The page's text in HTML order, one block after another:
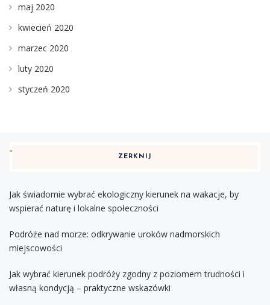
maj 2020
kwiecień 2020
marzec 2020
luty 2020
styczeń 2020
ZERKNIJ
Jak świadomie wybrać ekologiczny kierunek na wakacje, by
wspierać naturę i lokalne społeczności
Podróże nad morze: odkrywanie uroków nadmorskich
miejscowości
Jak wybrać kierunek podróży zgodny z poziomem trudności i
własną kondycją – praktyczne wskazówki